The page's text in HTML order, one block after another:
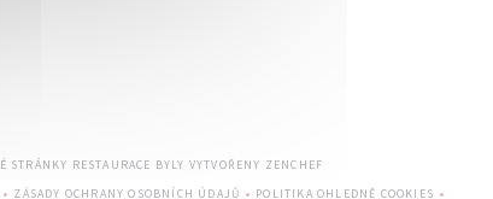
RESTAURACE BYLY VYTVOŘENY ZENCHEF
ZÁSADY OCHRANY OSOBNÍCH ÚDAJŮ
POLITIKA OHLEDNĚ COOKIES